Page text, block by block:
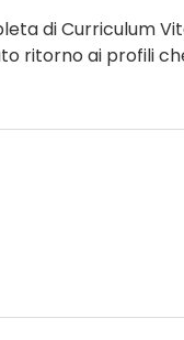
di Curriculum
ritorno ai profili